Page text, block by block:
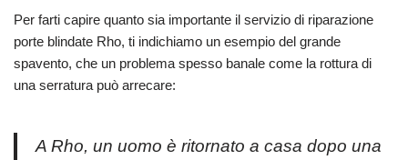
Per farti capire quanto sia importante il servizio di riparazione
porte blindate Rho, ti indichiamo un esempio del grande
spavento, che un problema spesso banale come la rottura di
una serratura può arrecare:
A Rho, un uomo è ritornato a casa dopo una